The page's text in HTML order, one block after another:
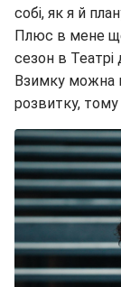
собі, як я й
Плюс в мене
сезон в Театрі
Взимку можна
розвитку,